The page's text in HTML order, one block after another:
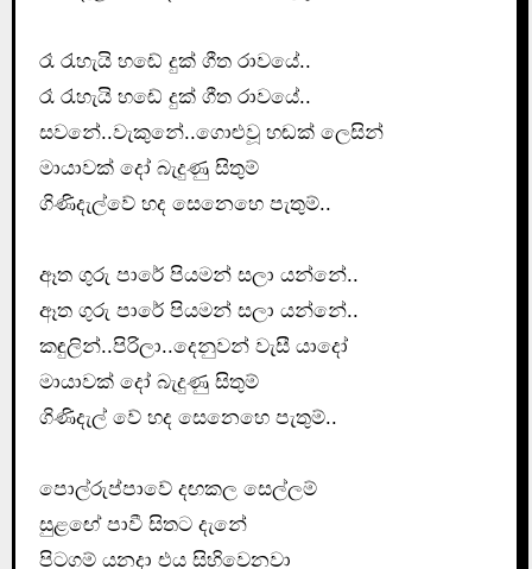
රෑ රැහැයි හ‍‍ඬේ දුක් ගීත රාවයේ..
රෑ රැහැයි හ‍‍ඬේ දුක් ගීත රාවයේ..
සවනේ..වැකුනේ..ගොළුවූ හඬක් ලෙසින්
මායාවක් දෝ බැදුණු සිතුම්
ගිණිදැල්වේ හද සෙනෙහෙ පැතුම්..
ඈත ගුරු පාරේ පියමන් සලා යන්නේ..
ඈත ගුරු පාරේ පියමන් සලා යන්නේ..
කඳුලින්..පිරිලා..දෙනුවන් වැසී යාදෝ
මායාවක් දෝ බැදුණු සිතුම්
ගිණිදැල් වේ හද සෙනෙහෙ පැතුම්..
පොල්රුප්පාවේ දඟකල සෙල්ලම් ‍
සුළ‍‍ඟේ පාවී සිතට දැනේ
පිටගම් යනදා එය සිහිවෙනවා